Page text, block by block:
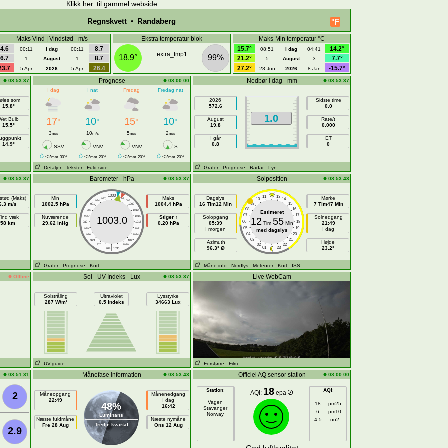
Klikk her. til gammel webside
°F
Regnskvett • Randaberg
Maks Vind | Vindstød - m/s
4.6
00:11 I dag 00:11
8.7
6.7
1 August 1
8.7
5 Apr 2026 5 Apr 26.4
Ekstra temperatur blok
18.9° 99%
extra_tmp1
Maks-Min temperatur °C
15.7°
08:51 I dag 04:41
14.2°
21.2°
5 August 3
7.7°
27.2°
28 Jun 2026 8 Jan
-15.7°
08:53:37
som
15.8°
Bulb
15.5°
14.9°
Prognose
08:00:00
I dag
I nat Fredag Fredag nat
17° 10° 15° 10°
3m/s 10m/s 5m/s 2m/s
SSV VNV VNV
S
<2mm 30% <2mm 20% <2mm 20% <2mm 20%
Detaljer - Tekster - Fuld side
Nedbør i dag - mm 08:53:37
2026
572.6
August
19.8
I går
0.8
1.0
Sidste time
0.0
Rate/t
0.000
ET
0
Grafer - Prognose - Radar - Lyn
08:53:37
(Maks)
m/s
væk
58 km
Barometer - hPa 08:53:37
Min
1002.5 hPa
Nuværende
29.62 inHg
1000
997 1003
994
1006
991
1009
988
1012
985
1015
982
1018
979
1021
976
1024
973
1027
970
1030
|
964 1036
1003.0
Maks
1004.4 hPa
Stiger ↑
0.20 hPa
Grafer - Prognose - Kort
Solposition 08:53:43
Dagslys
16 Tim12 Min
Solopgang
05:39
I morgen
Azimuth
96.3° Ø
11 13
10
14
09
15
08
16
07
17
06
18
05
19
04
20
03
21
02
22
01 23
Estimeret
12 Tim 55Min
med dagslys
Mørke
7 Tim47 Min
Solnedgang
21:49
I dag
Højde
23.2°
Måne info - Nordlys - Meteorer - Kort - ISS
Offline Sol - UV-Indeks - Lux 08:53:37
Solstråling
287 W/m²
Ultraviolet
0.5 Indeks
Lysstyrke
34663 Lux
UV-guide
Live WebCam
Forstørre - Film
08:51:31
2
2.9
Månefase information 08:53:43
Måneopgang
22:49
Næste fuldmåne
Fre 28 Aug
48%
Luminans
Tredje kvartal
Månenedgang
I dag
16:42
Næste nymåne
Ons 12 Aug
Officiel AQ sensor station 08:00:00
Station:
Vagen
Stavanger
Norway
AQI: 18 epa AQI:
18
pm25
6
pm10
4.5
no2